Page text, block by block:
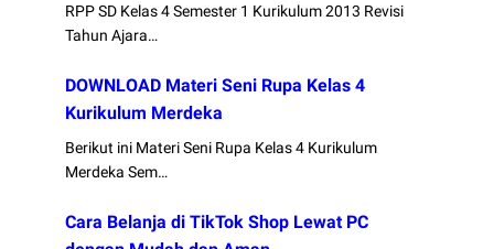
RPP SD Kelas 4 Semester 1 Kurikulum 2013 Revisi
Tahun Ajara…
DOWNLOAD Materi Seni Rupa Kelas 4
Kurikulum Merdeka
Berikut ini Materi Seni Rupa Kelas 4 Kurikulum
Merdeka Sem…
Cara Belanja di TikTok Shop Lewat PC